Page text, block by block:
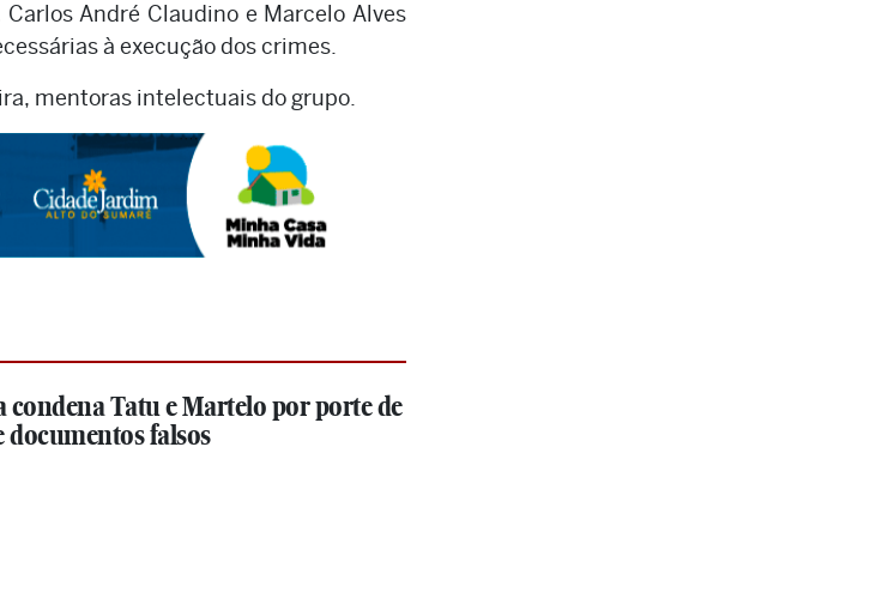
André Claudino e Marcelo Alves
à execução dos crimes.
mentoras intelectuais do grupo.
condena Tatu e Martelo por porte de
documentos falsos